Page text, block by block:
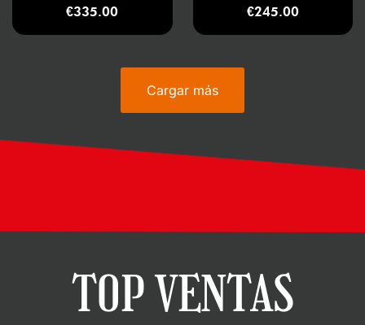
€335.00 €245.00
Cargar más
TOP VENTAS